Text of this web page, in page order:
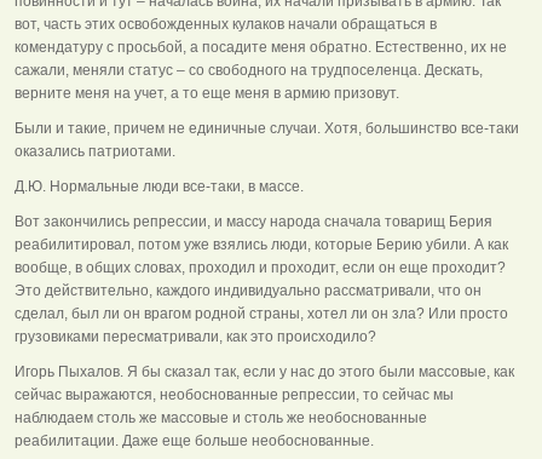
вот, часть этих освобожденных кулаков начали обращаться в
комендатуру с просьбой, а посадите меня обратно. Естественно, их не
сажали, меняли статус – со свободного на трудпоселенца. Дескать,
верните меня на учет, а то еще меня в армию призовут.
Были и такие, причем не единичные случаи. Хотя, большинство все-таки
оказались патриотами.
Д.Ю. Нормальные люди все-таки, в массе.
Вот закончились репрессии, и массу народа сначала товарищ Берия
реабилитировал, потом уже взялись люди, которые Берию убили. А как
вообще, в общих словах, проходил и проходит, если он еще проходит?
Это действительно, каждого индивидуально рассматривали, что он
сделал, был ли он врагом родной страны, хотел ли он зла? Или просто
грузовиками пересматривали, как это происходило?
Игорь Пыхалов. Я бы сказал так, если у нас до этого были массовые, как
сейчас выражаются, необоснованные репрессии, то сейчас мы
наблюдаем столь же массовые и столь же необоснованные
реабилитации. Даже еще больше необоснованные.